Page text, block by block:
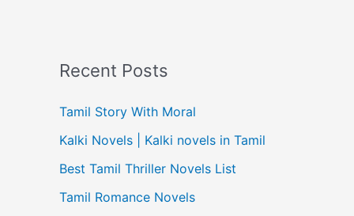
Recent Posts
Tamil Story With Moral
Kalki Novels | Kalki novels in Tamil
Best Tamil Thriller Novels List
Tamil Romance Novels